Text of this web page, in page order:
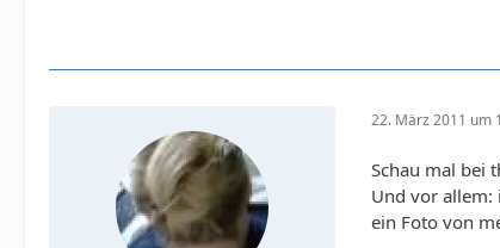
22. März 2011 um
Schau mal bei
Und vor allem:
ein Foto von